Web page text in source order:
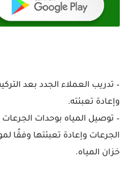
– تدريب العملاء الجدد بعد
وإعادة تعبئته.
– توصيل المياه بوحدات
الجرعات وإعادة تعبئتها وفقًا
خزان المياه.